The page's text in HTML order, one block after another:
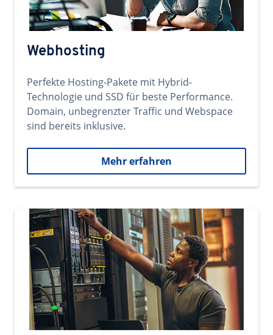
Webhosting
Perfekte Hosting-Pakete mit Hybrid-
Technologie und SSD für beste Performance.
Domain, unbegrenzter Traffic und Webspace
sind bereits inklusive.
Mehr erfahren